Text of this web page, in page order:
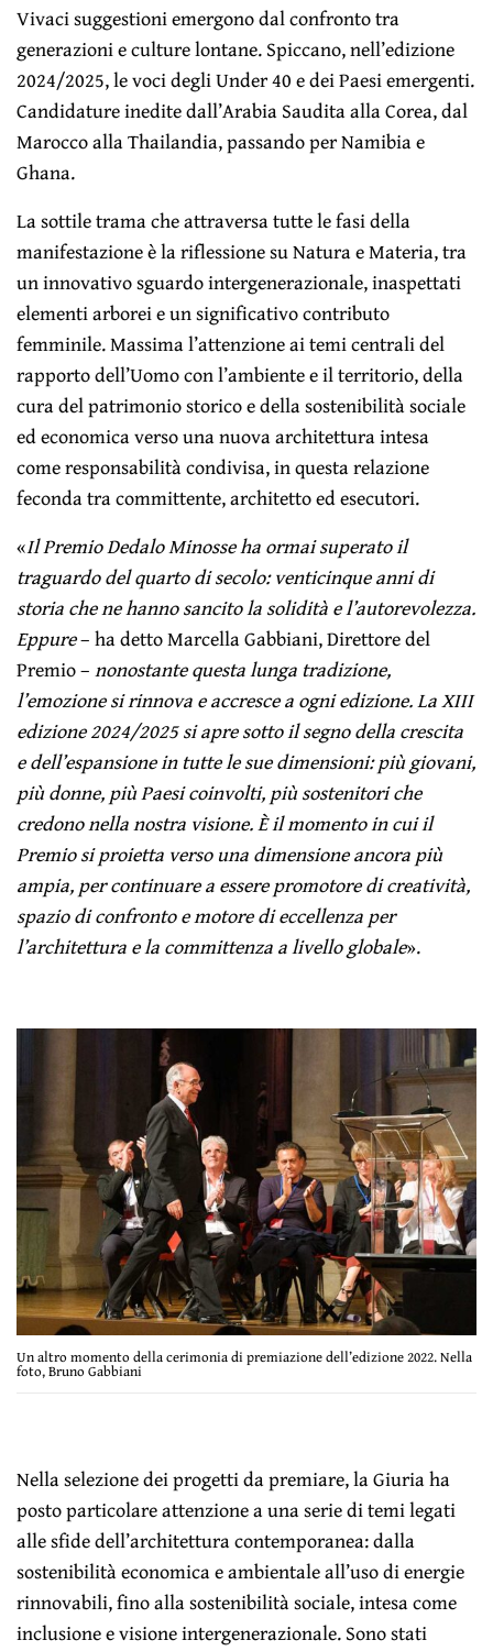
Vivaci suggestioni emergono dal confronto tra
generazioni e culture lontane. Spiccano, nell’edizione
2024/2025, le voci degli Under 40 e dei Paesi emergenti.
Candidature inedite dall’Arabia Saudita alla Corea, dal
Marocco alla Thailandia, passando per Namibia e
Ghana.
La sottile trama che attraversa tutte le fasi della
manifestazione è la riflessione su Natura e Materia, tra
un innovativo sguardo intergenerazionale, inaspettati
elementi arborei e un significativo contributo
femminile. Massima l’attenzione ai temi centrali del
rapporto dell’Uomo con l’ambiente e il territorio, della
cura del patrimonio storico e della sostenibilità sociale
ed economica verso una nuova architettura intesa
come responsabilità condivisa, in questa relazione
feconda tra committente, architetto ed esecutori.
«Il Premio Dedalo Minosse ha ormai superato il
traguardo del quarto di secolo: venticinque anni di
storia che ne hanno sancito la solidità e l’autorevolezza.
Eppure– ha detto Marcella Gabbiani, Direttore del
Premio –nonostante questa lunga tradizione,
l’emozione si rinnova e accresce a ogni edizione. La XIII
edizione 2024/2025 si apre sotto il segno della crescita
e dell’espansione in tutte le sue dimensioni: più giovani,
più donne, più Paesi coinvolti, più sostenitori che
credono nella nostra visione. È il momento in cui il
Premio si proietta verso una dimensione ancora più
ampia, per continuare a essere promotore di creatività,
spazio di confronto e motore di eccellenza per
l’architettura e la committenza a livello globale».
Un altro momento della cerimonia di premiazione dell’edizione 2022. Nella
foto, Bruno Gabbiani
Nella selezione dei progetti da premiare, la Giuria ha
posto particolare attenzione a una serie di temi legati
alle sfide dell’architettura contemporanea: dalla
sostenibilità economica e ambientale all’uso di energie
rinnovabili, fino alla sostenibilità sociale, intesa come
inclusione e visione intergenerazionale. Sono stati